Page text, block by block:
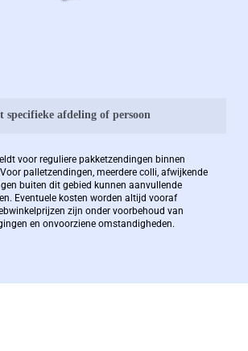
specifieke afdeling of persoon
Berdo
voor reguliere pakketzendingen binnen
palletzendingen, meerdere colli, afwijkende
buiten dit gebied kunnen aanvullende
Eventuele kosten worden altijd vooraf
zijn onder voorbehoud van
en onvoorziene omstandigheden.